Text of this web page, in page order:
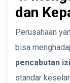
dan
Perusahaan
bisa
pencabutan
standar